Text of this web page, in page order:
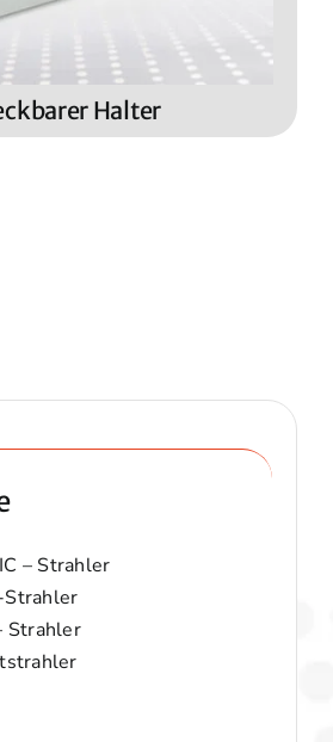
Halter
– Strahler
Strahler
Strahler